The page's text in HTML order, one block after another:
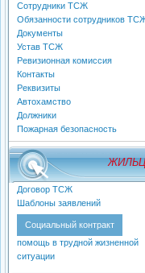
Сотрудники ТСЖ
Обязанности сотрудников
Документы
Устав ТСЖ
Ревизионная комиссия
Контакты
Реквизиты
Автохамство
Должники
Пожарная безопасность
Договор ТСЖ
Шаблоны заявлений
Социальный контракт
помощь в трудной жизненной
ситуации